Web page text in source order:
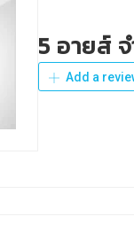
5 อายส์
Add a